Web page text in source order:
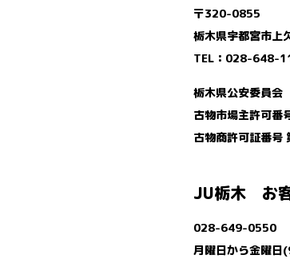
〒320-0855
栃木県宇都宮市上
TEL：028-648-
栃木県公安委員会
古物市場主許可
古物商許可証番
JU栃木 お
028-649-0550
月曜日から金曜